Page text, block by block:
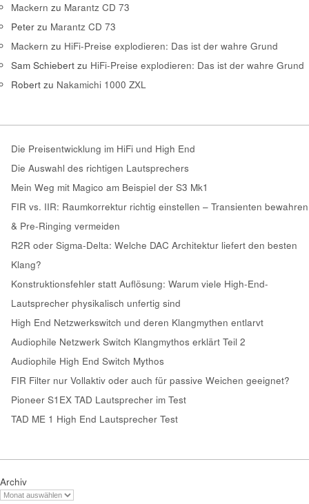
Mackern zu Marantz CD 73
Peter zu Marantz CD 73
Mackern zu HiFi-Preise explodieren: Das ist der wahre Grund
Sam Schiebert zu HiFi-Preise explodieren: Das ist der wahre Grund
Robert zu Nakamichi 1000 ZXL
Die Preisentwicklung im HiFi und High End
Die Auswahl des richtigen Lautsprechers
Mein Weg mit Magico am Beispiel der S3 Mk1
FIR vs. IIR: Raumkorrektur richtig einstellen – Transienten bewahren
& Pre-Ringing vermeiden
R2R oder Sigma-Delta: Welche DAC Architektur liefert den besten
Klang?
Konstruktionsfehler statt Auflösung: Warum viele High-End-
Lautsprecher physikalisch unfertig sind
High End Netzwerkswitch und deren Klangmythen entlarvt
Audiophile Netzwerk Switch Klangmythos erklärt Teil 2
Audiophile High End Switch Mythos
FIR Filter nur Vollaktiv oder auch für passive Weichen geeignet?
Pioneer S1EX TAD Lautsprecher im Test
TAD ME 1 High End Lautsprecher Test
Archiv